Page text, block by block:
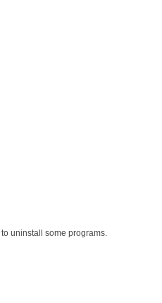
uninstall some programs.